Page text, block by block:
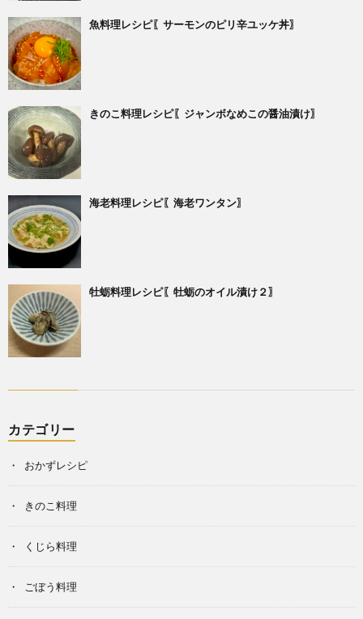
魚料理レシピ〖サーモンのピリ辛ユッケ丼〗
きのこ料理レシピ〖ジャンボなめこの醤油漬け〗
海老料理レシピ〖海老ワンタン〗
牡蛎料理レシピ〖牡蛎のオイル漬け２〗
カテゴリー
おかずレシピ
きのこ料理
くじら料理
ごぼう料理